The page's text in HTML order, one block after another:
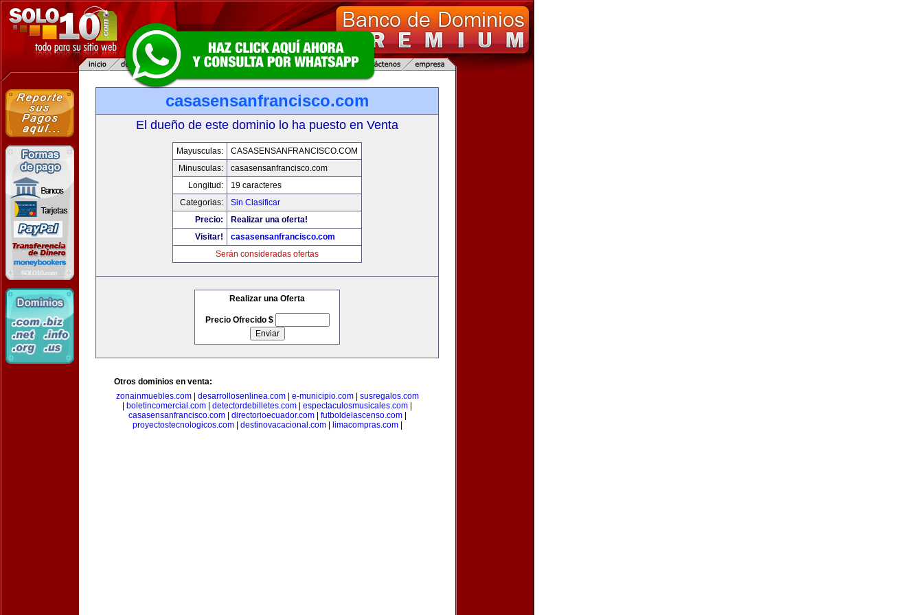
casasensanfrancisco.com
El dueño de este dominio lo ha puesto en Venta
Mayusculas:
CASASENSANFRANCISCO.COM
Minusculas:
casasensanfrancisco.com
Longitud:
19 caracteres
Categorias:
Sin Clasificar
Precio:
Realizar una oferta!
Visitar!
casasensanfrancisco.com
Serán consideradas ofertas
Realizar una Oferta
Precio Ofrecido $
Otros dominios en venta:
zonainmuebles.com| desarrollosenlinea.com| e-municipio.com| susregalos.com
boletincomercial.com detectordebilletes.com espectaculosmusicales.com
casasensanfrancisco.com| directorioecuador.com| futboldelascenso.com|
proyectostecnologicos.com| destinovacacional.com| limacompras.com|